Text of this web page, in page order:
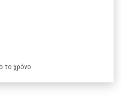
το χρόνο